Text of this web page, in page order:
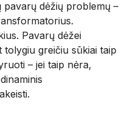
pavarų dėžių problemų –
Pavarų dėžei
greičiu sūkiai taip
– jei taip nėra,